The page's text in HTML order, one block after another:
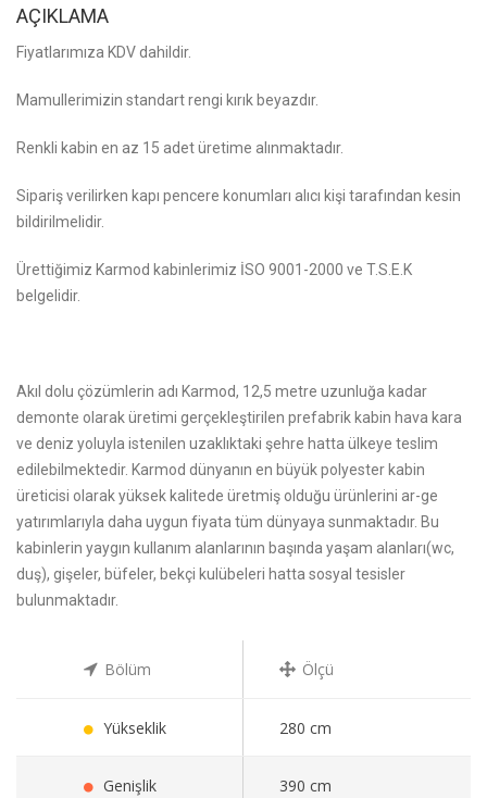
AÇIKLAMA
Fiyatlarımıza KDV dahildir.
Mamullerimizin standart rengi kırık beyazdır.
Renkli kabin en az 15 adet üretime alınmaktadır.
Sipariş verilirken kapı pencere konumları alıcı kişi tarafından kesin
bildirilmelidir.
Ürettiğimiz Karmod kabinlerimiz İSO 9001-2000 ve T.S.E.K
belgelidir.
Akıl dolu çözümlerin adı Karmod, 12,5 metre uzunluğa kadar
demonte olarak üretimi gerçekleştirilen prefabrik kabin hava kara
ve deniz yoluyla istenilen uzaklıktaki şehre hatta ülkeye teslim
edilebilmektedir. Karmod dünyanın en büyük polyester kabin
üreticisi olarak yüksek kalitede üretmiş olduğu ürünlerini ar-ge
yatırımlarıyla daha uygun fiyata tüm dünyaya sunmaktadır. Bu
kabinlerin yaygın kullanım alanlarının başında yaşam alanları(wc,
duş), gişeler, büfeler, bekçi kulübeleri hatta sosyal tesisler
bulunmaktadır.
Bölüm Ölçü
Yükseklik 280 cm
Genişlik 390 cm